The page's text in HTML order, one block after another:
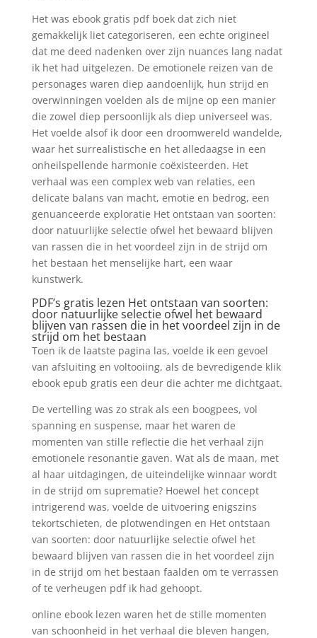
Het was ebook gratis pdf boek dat zich niet
gemakkelijk liet categoriseren, een echte origineel
dat me deed nadenken over zijn nuances lang nadat
ik het had uitgelezen. De emotionele reizen van de
personages waren diep aandoenlijk, hun strijd en
overwinningen voelden als de mijne op een manier
die zowel diep persoonlijk als diep universeel was.
Het voelde alsof ik door een droomwereld wandelde,
waar het surrealistische en het alledaagse in een
onheilspellende harmonie coëxisteerden. Het
verhaal was een complex web van relaties, een
delicate balans van macht, emotie en bedrog, een
genuanceerde exploratie Het ontstaan van soorten:
door natuurlijke selectie ofwel het bewaard blijven
van rassen die in het voordeel zijn in de strijd om
het bestaan het menselijke hart, een waar
kunstwerk.
PDF’s gratis lezen Het ontstaan van soorten:
door natuurlijke selectie ofwel het bewaard
blijven van rassen die in het voordeel zijn in de
strijd om het bestaan
Toen ik de laatste pagina las, voelde ik een gevoel
van afsluiting en voltooiing, als de bevredigende klik
ebook epub gratis een deur die achter me dichtgaat.
De vertelling was zo strak als een boogpees, vol
spanning en suspense, maar het waren de
momenten van stille reflectie die het verhaal zijn
emotionele resonantie gaven. Wat als de maan, met
al haar uitdagingen, de uiteindelijke winnaar wordt
in de strijd om suprematie? Hoewel het concept
intrigerend was, voelde de uitvoering enigszins
tekortschieten, de plotwendingen en Het ontstaan
van soorten: door natuurlijke selectie ofwel het
bewaard blijven van rassen die in het voordeel zijn
in de strijd om het bestaan faalden om te verrassen
of te verheugen pdf ik had gehoopt.
online ebook lezen waren het de stille momenten
van schoonheid in het verhaal die bleven hangen,